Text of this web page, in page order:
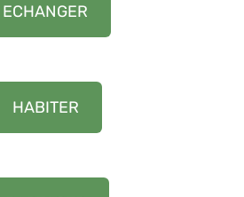
ECHANGER
HABITER